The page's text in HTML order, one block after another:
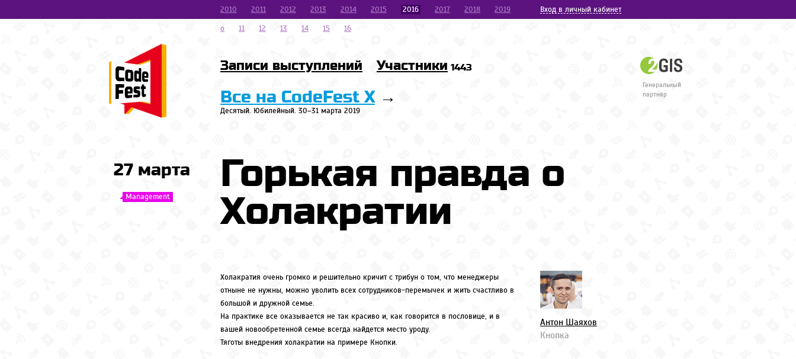
Вход в личный кабинет
2010 2011 2012 2013 2014 2015 2016 2017 2018
2019
o
11 12 13 14 15 16
Генеральный
партнёр
Записи выступлений Участники 1443
Все на CodeFest X→
Десятый. Юбилейный. 30–31 марта 2019
27 марта
Management
Горькая правда о
Холакратии
Антон Шаяхов
Кнопка
Холакратия очень громко и решительно кричит с трибун о том, что менеджеры
отныне не нужны, можно уволить всех сотрудников-перемычек и жить счастливо в
большой и дружной семье.
На практике все оказывается не так красиво и, как говорится в пословице, и в
вашей новообретенной семье всегда найдется место уроду.
Тяготы внедрения холакратии на примере Кнопки.